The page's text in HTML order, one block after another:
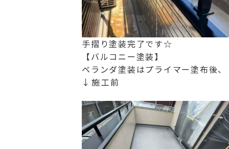
手摺り塗装完了です☆
【バルコニー塗装】
ベランダ塗装はプライマー塗布後
↓施工前